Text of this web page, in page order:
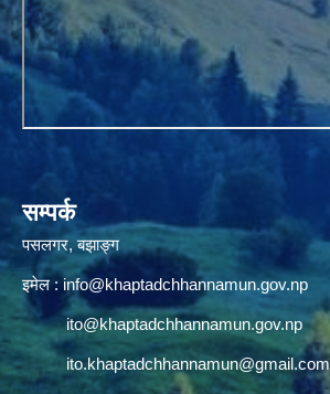
सम्पर्क
पसलगर, बझाङ्ग
इमेल : info@khaptadchhannamun.gov.np
ito@khaptadchhannamun.gov.np
ito.khaptadchhannamun@gmail.com